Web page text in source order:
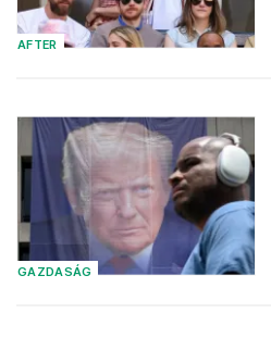
AFTER
GAZDASÁG